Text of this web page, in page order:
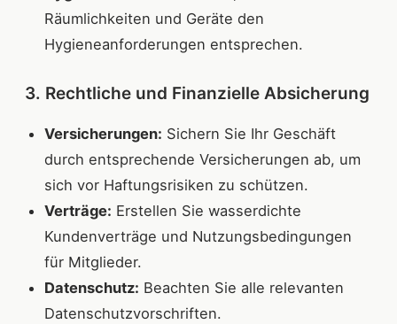
Räumlichkeiten und Geräte den
Hygieneanforderungen entsprechen.
3. Rechtliche und Finanzielle Absicherung
Versicherungen: Sichern Sie Ihr Geschäft
durch entsprechende Versicherungen ab, um
sich vor Haftungsrisiken zu schützen.
Verträge: Erstellen Sie wasserdichte
Kundenverträge und Nutzungsbedingungen
für Mitglieder.
Datenschutz: Beachten Sie alle relevanten
Datenschutzvorschriften.